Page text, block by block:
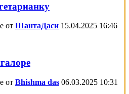
от ШантаДаси 15.04.2025 16:46
от Bhishma das 06.03.2025 10:31